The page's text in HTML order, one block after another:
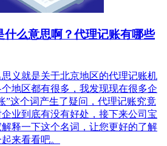
什么意思啊？代理记账有哪些
义就是关于北京地区的代理记账机
地区都有很多，我发现现在很多企
”这个词产生了疑问，代理记账究竟
业到底有没有好处，接下来公司宝
释一下这个名词，让您更好的了解
来看看吧。